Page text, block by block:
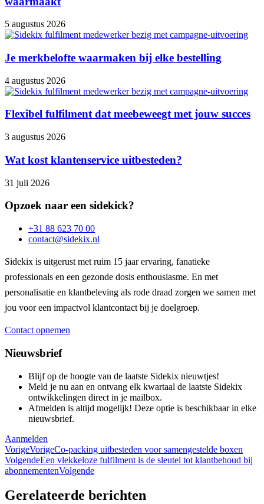
5 augustus 2026
Je merkbelofte waarmaken bij elke bestelling
4 augustus 2026
Flexibel fulfilment dat meebeweegt met jouw succes
3 augustus 2026
Wat kost klantenservice uitbesteden?
31 juli 2026
Opzoek naar een sidekick?
+31 88 623 70 00
contact@sidekix.nl
Sidekix is uitgerust met ruim 15 jaar ervaring, fanatieke
professionals en een gezonde dosis enthousiasme. En met
personalisatie en klantbeleving als rode draad zorgen we samen met
jou voor een impactvol klantcontact bij je doelgroep.
Contact opnemen
Nieuwsbrief
Blijf op de hoogte van de laatste Sidekix nieuwtjes!
Meld je nu aan en ontvang elk kwartaal de laatste Sidekix
ontwikkelingen direct in je mailbox.
Afmelden is altijd mogelijk! Deze optie is beschikbaar in elke
nieuwsbrief.
Aanmelden
VorigeVorigeCo-packing uitbesteden voor samengestelde boxen
VolgendeEen vlekkeloze fulfilment is de sleutel tot klantbehoud bij
abonnementenVolgende
Gerelateerde berichten